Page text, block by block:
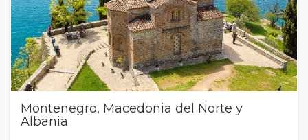
Montenegro, Macedonia del Norte y
Albania